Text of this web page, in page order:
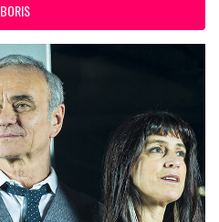
BORIS